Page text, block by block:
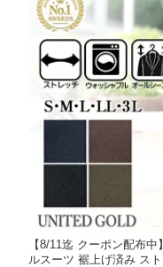
【8/11迄 クーポン配布
ルスーツ 裾上げ済み ス